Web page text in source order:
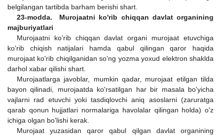
belgilangan tartibda barham berishi shart.
23-modda. Murojaatni ko'rib chiqqan davlat organining
majburiyatlari
Murojaatni ko'rib chiqqan davlat organi murojaat etuvchiga
ko'rib chiqish natijalari hamda qabul qilingan qaror haqida
murojaat ko'rib chiqilganidan so'ng yozma yoxud elektron shaklda
darhol xabar qilishi shart.
Murojaatlarga javoblar, mumkin qadar, murojaat etilgan tilda
bayon qilinadi, murojaatda ko'rsatilgan har bir masala bo'yicha
vajlarni rad etuvchi yoki tasdiqlovchi aniq asoslarni (zaruratga
qarab qonun hujjatlari normalariga havolalar qilingan holda) o'z
ichiga olgan bo'lishi kerak.
Murojaat yuzasidan qaror qabul qilgan davlat organining